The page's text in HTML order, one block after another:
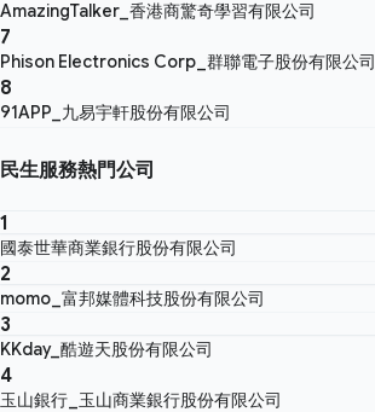
AmazingTalker_香港商驚奇學習有限公司
7
Phison Electronics Corp_群聯電子股份有限公司
8
91APP_九易宇軒股份有限公司
民生服務熱門公司
1
國泰世華商業銀行股份有限公司
2
momo_富邦媒體科技股份有限公司
3
KKday_酷遊天股份有限公司
4
玉山銀行_玉山商業銀行股份有限公司